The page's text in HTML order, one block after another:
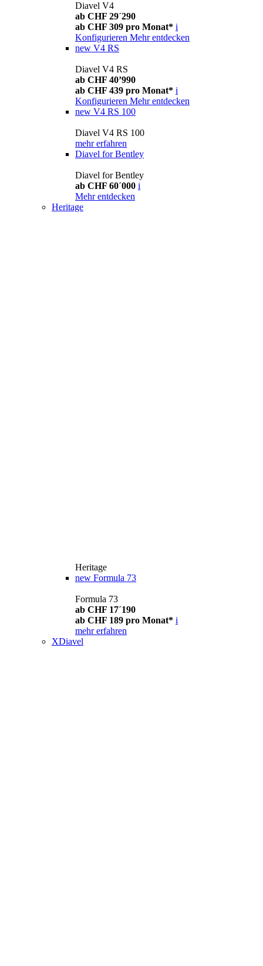
Diavel V4
ab CHF 29´290
ab CHF 309 pro Monat* i
Konfigurieren Mehr entdecken
new V4 RS
Diavel V4 RS
ab CHF 40’990
ab CHF 439 pro Monat* i
Konfigurieren Mehr entdecken
new V4 RS 100
Diavel V4 RS 100
mehr erfahren
Diavel for Bentley
Diavel for Bentley
ab CHF 60´000 i
Mehr entdecken
Heritage
Heritage
new Formula 73
Formula 73
ab CHF 17´190
ab CHF 189 pro Monat* i
mehr erfahren
XDiavel